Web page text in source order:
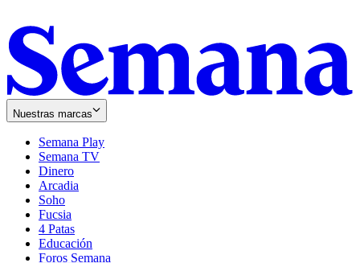
Nuestras marcas
Semana Play
Semana TV
Dinero
Arcadia
Soho
in
new
window
Fucsia
in
new
window
4 Patas
Educación
Foros Semana